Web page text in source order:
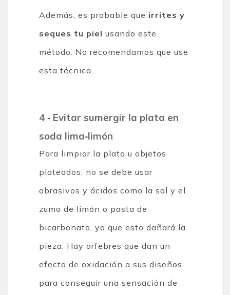
Además, es probable que irrites y
seques tu piel usando este
método. No recomendamos que use
esta técnica.
4 ‐ Evitar sumergir la plata en
soda lima‐limón
Para limpiar la plata u objetos
plateados, no se debe usar
abrasivos y ácidos como la sal y el
zumo de limón o pasta de
bicarbonato, ya que esto dañará la
pieza. Hay orfebres que dan un
efecto de oxidación a sus diseños
para conseguir una sensación de